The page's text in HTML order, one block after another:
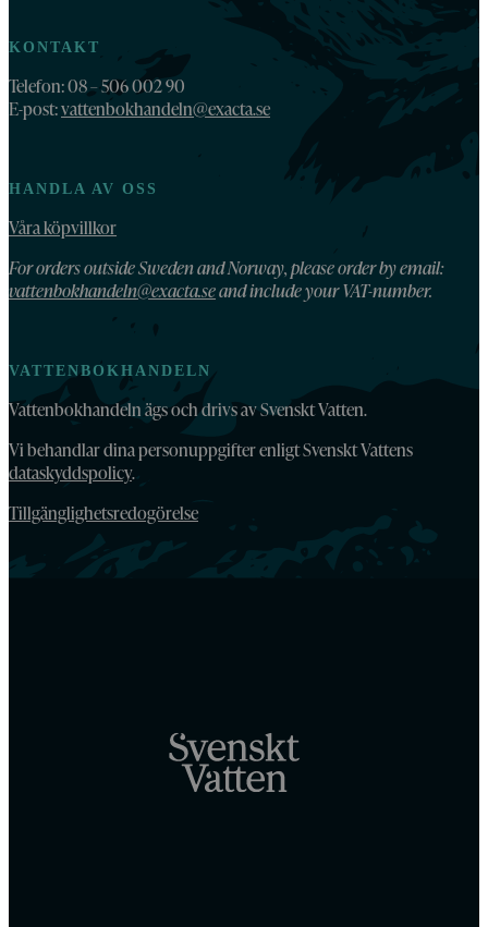
KONTAKT
Telefon: 08 – 506 002 90
E-post:vattenbokhandeln@exacta.se
HANDLA AV OSS
Våra köpvillkor
For orders outside Sweden and Norway, please order by email:
vattenbokhandeln@exacta.seand include your VAT-number.
VATTENBOKHANDELN
Vattenbokhandeln ägs och drivs av Svenskt Vatten.
Vi behandlar dina personuppgifter enligt Svenskt Vattens
dataskyddspolicy.
Tillgänglighetsredogörelse